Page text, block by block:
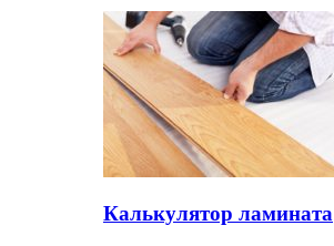
Калькулятор ламината